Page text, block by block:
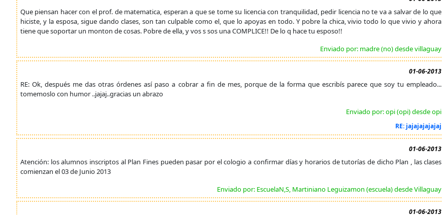
Que piensan hacer con el prof. de matematica, esperan a que se tome su licencia con tranquilidad, pedir licencia no te va a salvar de lo que
hiciste, y la esposa, sigue dando clases, son tan culpable como el, que lo apoyas en todo. Y pobre la chica, vivio todo lo que vivio y ahora
tiene que soportar un monton de cosas. Pobre de ella, y vos s sos una COMPLICE!! De lo q hace tu esposo!!
Enviado por: madre (no) desde villaguay
01-06-2013
RE: Ok, después me das otras órdenes así paso a cobrar a fin de mes, porque de la forma que escribís parece que soy tu empleado...
tomemoslo con humor ..jajaj..gracias un abrazo
Enviado por: opi (opi) desde opi
RE: jajajajajajaj
01-06-2013
Atención: los alumnos inscriptos al Plan Fines pueden pasar por el cologio a confirmar días y horarios de tutorías de dicho Plan , las clases
comienzan el 03 de Junio 2013
Enviado por: EscuelaN,S, Martiniano Leguizamon (escuela) desde Villaguay
01-06-2013